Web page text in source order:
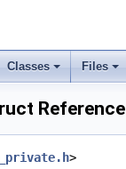
Classes Files
Reference
>